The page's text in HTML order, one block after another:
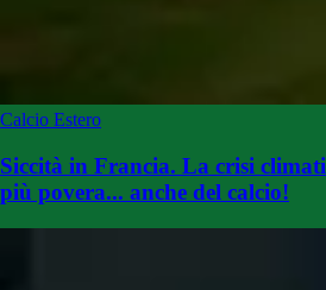
Calcio Estero
Siccità in Francia. La crisi
più povera... anche del calcio!